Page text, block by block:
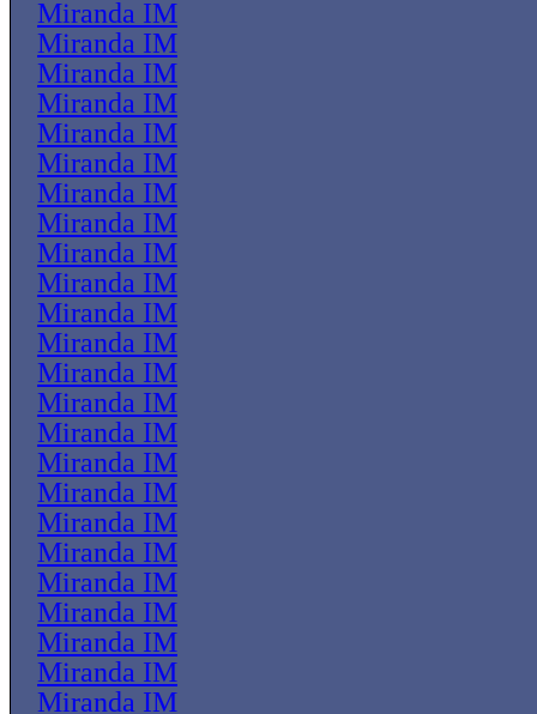
Miranda IM
Miranda IM
Miranda IM
Miranda IM
Miranda IM
Miranda IM
Miranda IM
Miranda IM
Miranda IM
Miranda IM
Miranda IM
Miranda IM
Miranda IM
Miranda IM
Miranda IM
Miranda IM
Miranda IM
Miranda IM
Miranda IM
Miranda IM
Miranda IM
Miranda IM
Miranda IM
Miranda IM